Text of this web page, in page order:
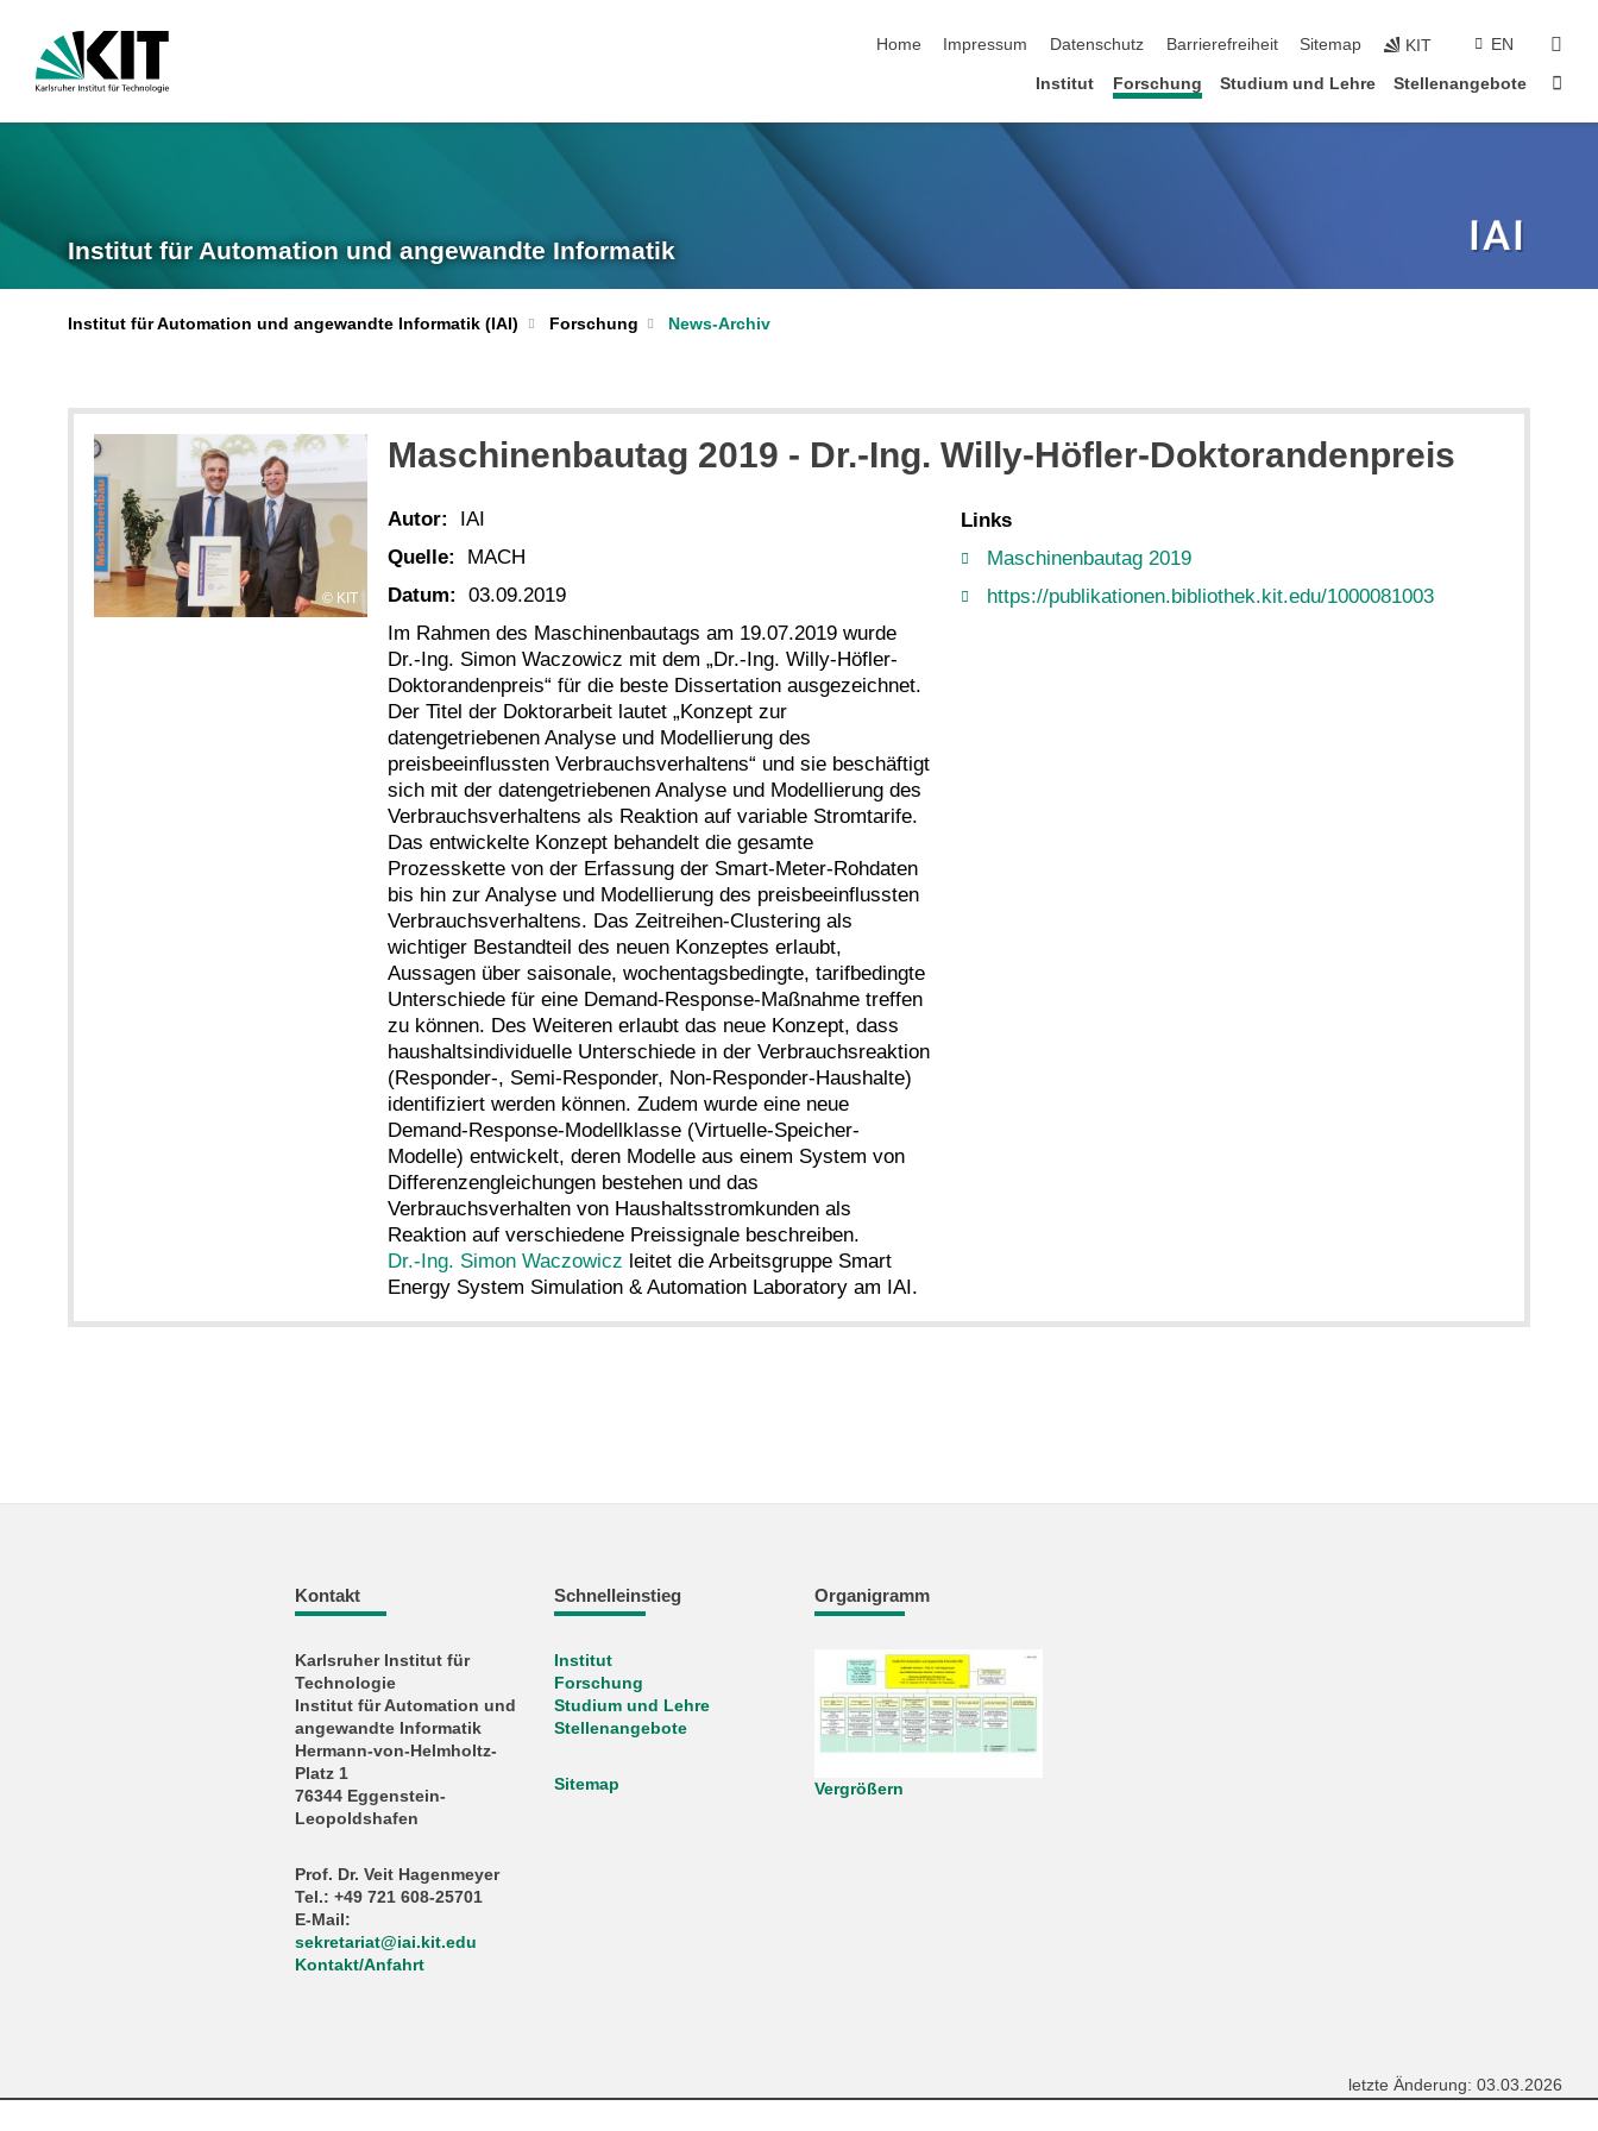
Home
Impressum Datenschutz Barrierefreiheit Sitemap KIT EN
Institut Forschung Studium und Lehre Stellenangebote
Institut für Automation und angewandte Informatik
Institut für Automation und angewandte Informatik (IAI) Forschung News-Archiv
KIT
Maschinenbautag 2019 - Dr.-Ing. Willy-Höfler-Doktorandenpreis
Autor:
IAI
Quelle:
MACH
Datum:
03.09.2019
Im Rahmen des Maschinenbautags am 19.07.2019 wurde
Dr.-Ing. Simon Waczowicz mit dem „Dr.-Ing. Willy-Höfler-
Doktorandenpreis“ für die beste Dissertation ausgezeichnet.
Der Titel der Doktorarbeit lautet „Konzept zur
datengetriebenen Analyse und Modellierung des
preisbeeinflussten Verbrauchsverhaltens“ und sie beschäftigt
sich mit der datengetriebenen Analyse und Modellierung des
Verbrauchsverhaltens als Reaktion auf variable Stromtarife.
Das entwickelte Konzept behandelt die gesamte
Prozesskette von der Erfassung der Smart-Meter-Rohdaten
bis hin zur Analyse und Modellierung des preisbeeinflussten
Verbrauchsverhaltens. Das Zeitreihen-Clustering als
wichtiger Bestandteil des neuen Konzeptes erlaubt,
Aussagen über saisonale, wochentagsbedingte, tarifbedingte
Unterschiede für eine Demand-Response-Maßnahme treffen
zu können. Des Weiteren erlaubt das neue Konzept, dass
haushaltsindividuelle Unterschiede in der Verbrauchsreaktion
(Responder-, Semi-Responder, Non-Responder-Haushalte)
identifiziert werden können. Zudem wurde eine neue
Demand-Response-Modellklasse (Virtuelle-Speicher-
Modelle) entwickelt, deren Modelle aus einem System von
Differenzengleichungen bestehen und das
Verbrauchsverhalten von Haushaltsstromkunden als
Reaktion auf verschiedene Preissignale beschreiben.
Dr.-Ing. Simon Waczowicz leitet die Arbeitsgruppe Smart
Energy System Simulation & Automation Laboratory am IAI.
Links
Maschinenbautag 2019
https://publikationen.bibliothek.kit.edu/1000081003
Kontakt
Karlsruher Institut für
Technologie
Institut für Automation und
angewandte Informatik
Hermann-von-Helmholtz-
Platz 1
76344 Eggenstein-
Leopoldshafen
Prof. Dr. Veit Hagenmeyer
Tel.: +49 721 608-25701
E-Mail:
sekretariat@iai.kit.edu
Kontakt/Anfahrt
Schnelleinstieg
Institut
Forschung
Studium und Lehre
Stellenangebote
Sitemap
Organigramm
Vergrößern
letzte Änderung: 03.03.2026